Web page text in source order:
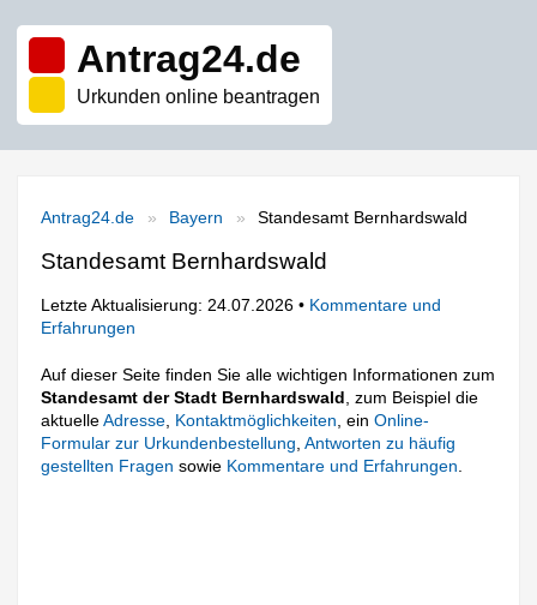
Antrag24.de
Urkunden online beantragen
Antrag24.de Bayern Standesamt Bernhardswald
Standesamt Bernhardswald
Letzte Aktualisierung: 24.07.2026 • Kommentare und
Erfahrungen
Auf dieser Seite finden Sie alle wichtigen Informationen zum
Standesamt der Stadt Bernhardswald , zum Beispiel die
aktuelleAdresse Kontaktmöglichkeiten , einOnline-
Formular zur Urkundenbestellung ,Antworten zu häufig
gestellten Fragen sowie Kommentare und Erfahrungen